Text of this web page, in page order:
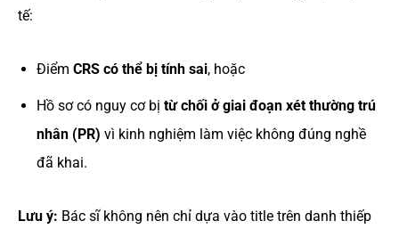
tế:
Điểm CRS có thể bị tính sai, hoặc
Hồ sơ có nguy cơ bị từ chối ở giai đoạn xét thường trú
nhân (PR) vì kinh nghiệm làm việc không đúng nghề
đã khai.
Lưu ý: Bác sĩ không nên chỉ dựa vào title trên danh thiếp